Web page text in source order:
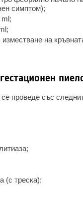
симптом);
ml;
изместване на
проведе със
(с треска);